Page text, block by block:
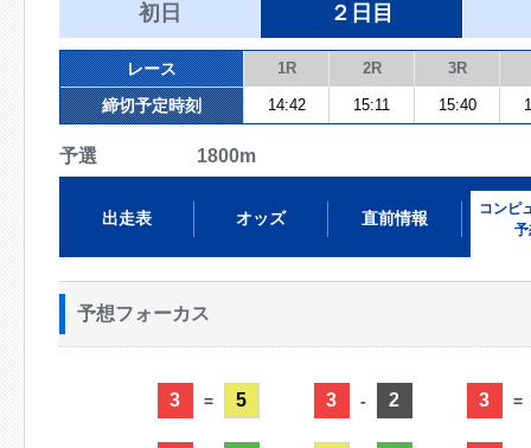
初日 ２日目
レース 1R 2R 3R
締切予定時刻 14:42 15:11 15:40
予選 1800m
出走表 オッズ 直前情報
コンピ
予
予想フォーカス
3 = 5 3 - 2 3 =